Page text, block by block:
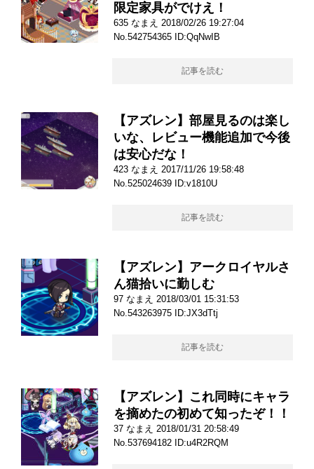
限定家具がでけえ！
635 なまえ 2018/02/26 19:27:04
No.542754365 ID:QqNwIB
記事を読む
【アズレン】部屋見るのは楽し
いな、レビュー機能追加で今後
は安心だな！
423 なまえ 2017/11/26 19:58:48
No.525024639 ID:v1810U
記事を読む
【アズレン】アークロイヤルさ
ん猫拾いに勤しむ
97 なまえ 2018/03/01 15:31:53
No.543263975 ID:JX3dTtj
記事を読む
【アズレン】これ同時にキャラ
を摘めたの初めて知ったぞ！！
37 なまえ 2018/01/31 20:58:49
No.537694182 ID:u4R2RQM